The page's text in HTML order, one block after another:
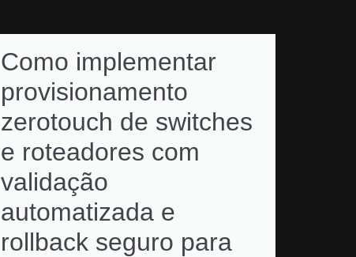
Como implementar
provisionamento
zerotouch de switches
e roteadores com
validação
automatizada e
rollback seguro para